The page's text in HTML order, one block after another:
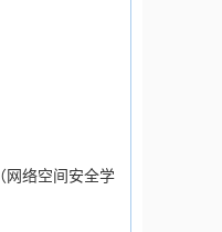
络空间安全学